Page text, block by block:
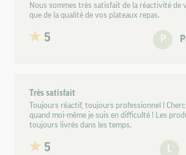
Nous sommes très satisfait de la réactivité de
que de la qualité de vos plateaux repas.
5 P
Très satisfait
Toujours réactif, toujours professionnel !
quand moi-même je suis en difficulté ! Les
toujours livrés dans les temps.
5 L